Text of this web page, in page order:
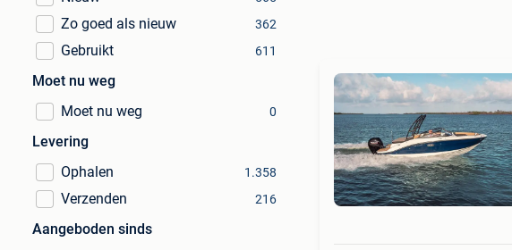
Zo goed als nieuw 362
Gebruikt 611
Moet nu weg
Moet nu weg
0
Levering
Ophalen
1.358
Verzenden 216
Aangeboden sinds